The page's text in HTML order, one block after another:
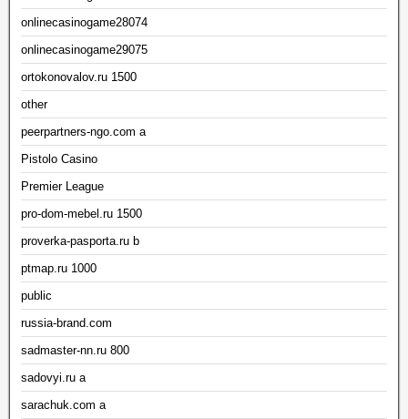
onlinecasinogame28074
onlinecasinogame29075
ortokonovalov.ru 1500
other
peerpartners-ngo.com a
Pistolo Casino
Premier League
pro-dom-mebel.ru 1500
proverka-pasporta.ru b
ptmap.ru 1000
public
russia-brand.com
sadmaster-nn.ru 800
sadovyi.ru a
sarachuk.com a